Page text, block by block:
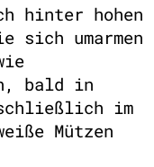
hinter hohen
sich umarmen
bald in
im
Mützen